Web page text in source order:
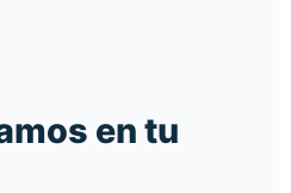
en tu